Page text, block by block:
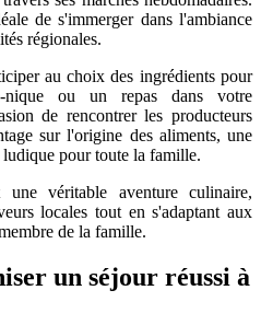
de s'immerger dans l'ambiance
régionales.
au choix des ingrédients pour
nique ou un repas dans votre
de rencontrer les producteurs
sur l'origine des aliments, une
pour toute la famille.
véritable aventure culinaire,
locales tout en s'adaptant aux
de la famille.
un séjour réussi à